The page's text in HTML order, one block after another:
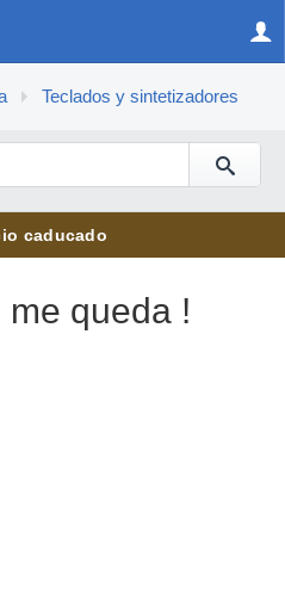
Teclados y sintetizadores
caducado
queda !